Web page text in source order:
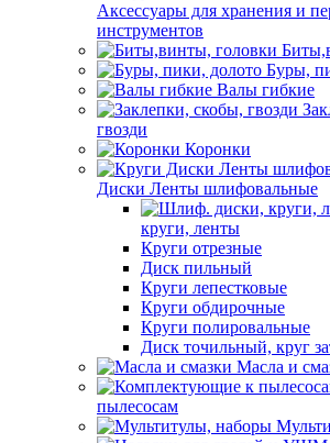
Аксессуары для хранения и
инструментов
Буры,
Валы гибкие
гвозди
Коронки
Диски Ленты шлифовальные
круги, ленты
Круги отрезные
Диск пильный
Круги лепестковые
Круги обдирочные
Круги полировальные
Диск точильный, круг
Масла и
пылесосам